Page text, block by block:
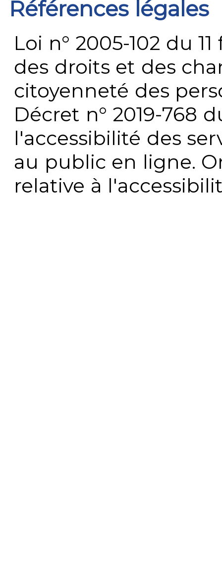
Références légales
Loi n° 2005-102 du
des droits et des
citoyenneté des
Décret n° 2019-768
l'accessibilité des
au public en ligne.
relative à